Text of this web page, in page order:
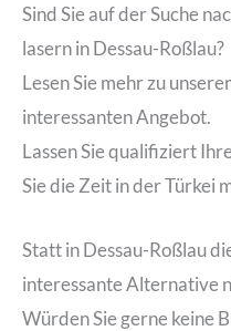
Sind Sie auf der Suche
lasern in Dessau-Roßlau?
Lesen Sie mehr zu
interessanten Angebot.
Lassen Sie qualifiziert
Sie die Zeit in der Türkei
Statt in Dessau-Roßlau
interessante Alternative
Würden Sie gerne keine